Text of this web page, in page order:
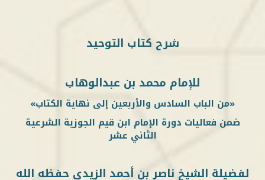
شرح كتاب التوحيد
للإمام محمد بن عبدالوهاب
«من الباب السادس والأربعين إلى نهاية الكتاب»
ضمن فعاليات دورة الإمام ابن قيم الجوزية الشرعية
الثاني عشر
لفضيلة الشيخ ناصر بن أحمد الزيدي حفظه الله